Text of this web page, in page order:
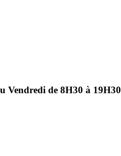
Vendredi de 8H30 à 19H30